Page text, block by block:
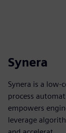
Synera
Synera is a
process
empowers
leverage